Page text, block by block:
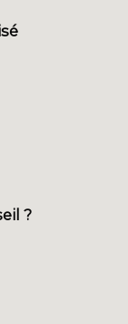
?